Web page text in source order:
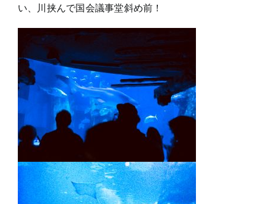
い、川挟んで国会議事堂斜め前！